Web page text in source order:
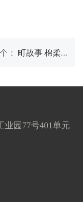
： 町故事 棉柔巾 60抽
园77号401单元